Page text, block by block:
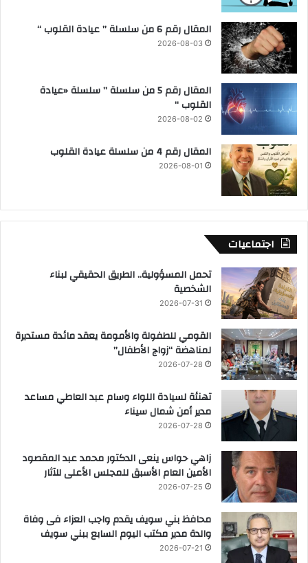
المقال رقم 6 من سلسلة ” عيادة القلوب “
2026-08-03
المقال رقم 5 من سلسلة ” سلسلة «عيادة
القلوب “
2026-08-02
المقال رقم 4 من سلسلة عيادة القلوب
2026-08-01
اجتماعيات
تحمل المسؤولية.. الطريق الحقيقي لبناء
الشخصية
2026-07-31
القومي للطفولة والأمومة يعقد مائدة مستديرة
لمناهضة “زواج الأطفال”
2026-07-28
تهنئة لسيادة اللواء وسام عبد العاطي مساعد
مدير أمن شمال سيناء
2026-07-28
زاهي حواس ينعى الدكتور محمد عبد المقصود
الأمين العام الأسبق للمجلس الأعلى للآثار
2026-07-25
محافظ بني سويف يقدم واجب العزاء فى وفاة
والدة مدير مكتب اليوم السابع ببني سويف
2026-07-21